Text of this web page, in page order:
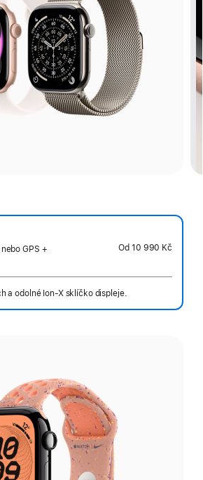
GPS +
Od10 990 Kč
a odolné Ion-X sklíčko displeje.